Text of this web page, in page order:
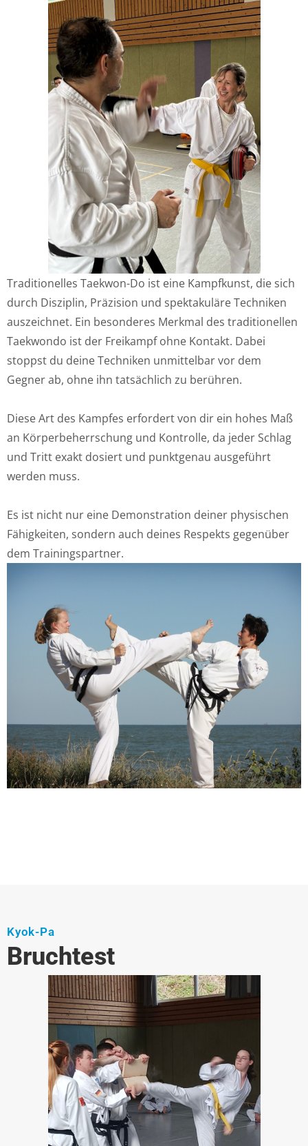
Traditionelles Taekwon-Do ist eine Kampfkunst, die sich
durch Disziplin, Präzision und spektakuläre Techniken
auszeichnet. Ein besonderes Merkmal des traditionellen
Taekwondo ist der Freikampf ohne Kontakt. Dabei
stoppst du deine Techniken unmittelbar vor dem
Gegner ab, ohne ihn tatsächlich zu berühren.
Diese Art des Kampfes erfordert von dir ein hohes Maß
an Körperbeherrschung und Kontrolle, da jeder Schlag
und Tritt exakt dosiert und punktgenau ausgeführt
werden muss.
Es ist nicht nur eine Demonstration deiner physischen
Fähigkeiten, sondern auch deines Respekts gegenüber
dem Trainingspartner.
Kyok-Pa
Bruchtest